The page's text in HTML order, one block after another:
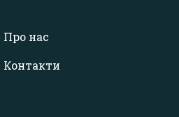
Про нас
Контакти